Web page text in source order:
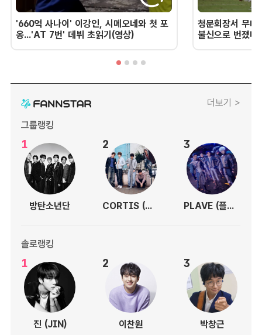
'660억 사나이' 이강인, 시메오네와 첫 포
옹...'AT 7번' 데뷔 초읽기(영상)
청문회장서 무너
불신으로 번졌
더보기 >
그룹랭킹
1
방탄소년단
2
CORTIS (코르티스)
3
PLAVE (플레이브)
솔로랭킹
1
진 (JIN)
2
이찬원
3
박창근